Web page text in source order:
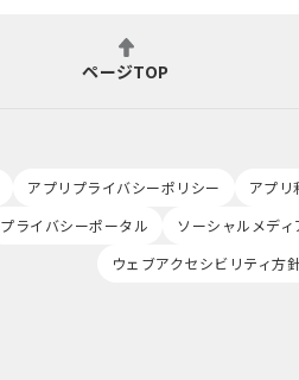
ページTOP
アプリプライバシーポリシー アプリ
プライバシーポータル
ソーシャルメディ
ウェブアクセシビリティ方